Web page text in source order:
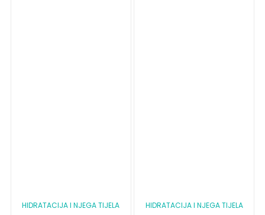
HIDRATACIJA I NJEGA TIJELA HIDRATACIJA I NJEGA TIJELA